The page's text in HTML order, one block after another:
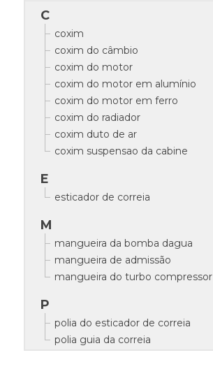
C
coxim
coxim do câmbio
coxim do motor
coxim do motor em alumínio
coxim do motor em ferro
coxim do radiador
coxim duto de ar
coxim suspensao da cabine
E
esticador de correia
M
mangueira da bomba dagua
mangueira de admissão
mangueira do turbo compressor
P
polia do esticador de correia
polia guia da correia